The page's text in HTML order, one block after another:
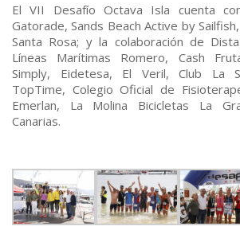
El VII Desafío Octava Isla cuenta
Gatorade, Sands Beach Active by
Santa Rosa; y la colaboración de
Líneas Marítimas Romero, Cash
Simply, Eidetesa, El Veril, Club La
TopTime, Colegio Oficial de
Emerlan, La Molina Bicicletas La
Canarias.